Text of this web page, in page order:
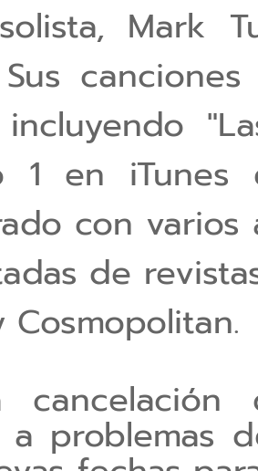
Mark
1 en iTunes
con
de
problemas